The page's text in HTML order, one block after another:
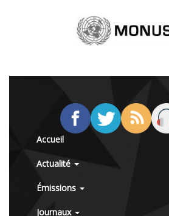
Accueil
Actualité
Émissions
Journaux